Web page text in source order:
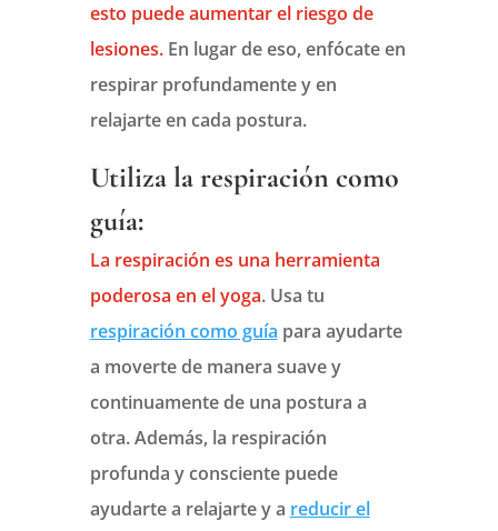
esto puede aumentar el riesgo de
lesiones. En lugar de eso, enfócate en
respirar profundamente y en
relajarte en cada postura.
Utiliza la respiración como
guía:
La respiración es una herramienta
poderosa en el yoga. Usa tu
respiración como guía para ayudarte
a moverte de manera suave y
continuamente de una postura a
otra. Además, la respiración
profunda y consciente puede
ayudarte a relajarte y a reducir el